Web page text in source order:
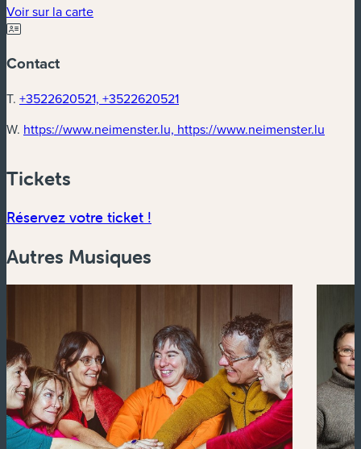
Voir sur la carte(nouvelle fenêtre)
Contact
T. +3522620521, +3522620521
W. https://www.neimenster.lu, https://www.neimenster.lu
Tickets
Réservez votre ticket !
Autres Musiques